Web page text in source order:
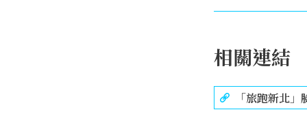
相關連結
「旅跑新北